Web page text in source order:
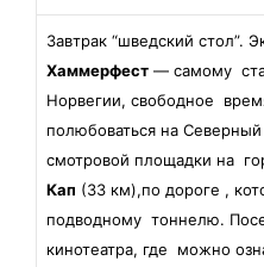
Завтрак “шведский стол”.
Хаммерфест — самому
Норвегии, свободное
полюбоваться на
смотровой площадки на
Кап (33 км),по дороге ,
подводному тоннелю.
кинотеатра, где можно